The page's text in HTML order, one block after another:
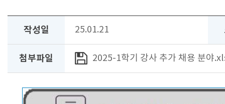
작성일 25.01.21
첨부파일 2025-1학기 강사 추가 채용 분야